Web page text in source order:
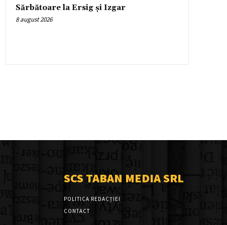
Sărbătoare la Ersig și Izgar
8 august 2026
SCS TABAN MEDIA SRL
POLITICA REDACȚIEI
CONTACT